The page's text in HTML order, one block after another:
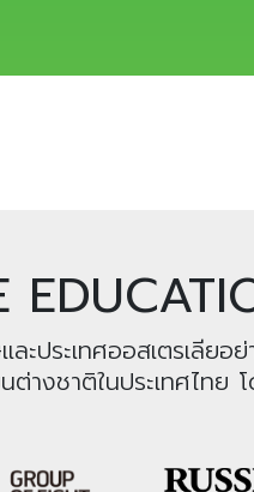
ประเทศออสเตรเลีย
ต่างชาติในประเทศไทย